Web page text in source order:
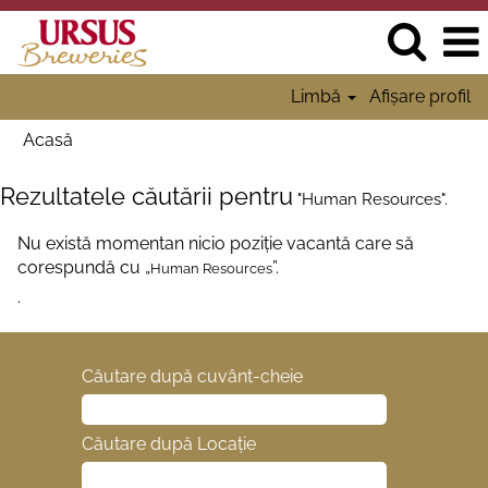
Limbă Afișare profil
Acasă
Rezultatele căutării pentru "Human Resources".
Nu există momentan nicio poziție vacantă care să
corespundă cu „Human Resources”.
.
Căutare după cuvânt-cheie
Căutare după Locație